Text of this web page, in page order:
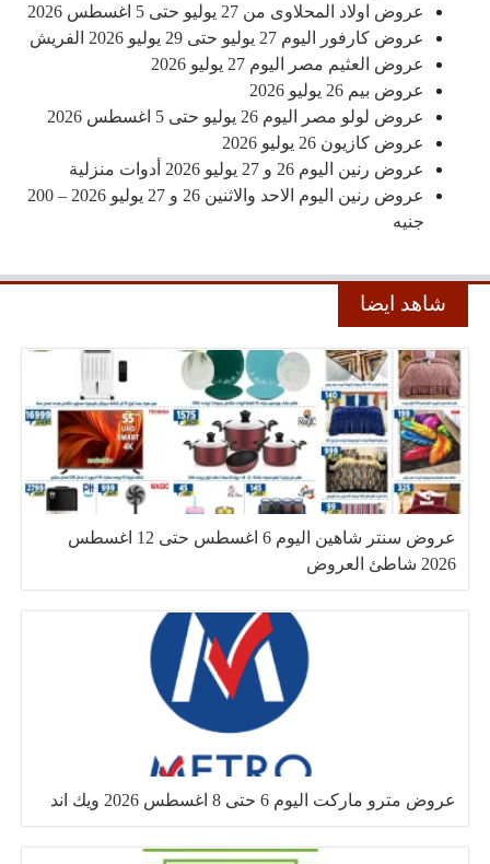
عروض اولاد المحلاوى من 27 يوليو حتى 5 اغسطس 2026
عروض كارفور اليوم 27 يوليو حتى 29 يوليو 2026 الفريش
عروض العثيم مصر اليوم 27 يوليو 2026
عروض بيم 26 يوليو 2026
عروض لولو مصر اليوم 26 يوليو حتى 5 اغسطس 2026
عروض كازيون 26 يوليو 2026
عروض رنين اليوم 26 و 27 يوليو 2026 أدوات منزلية
عروض رنين اليوم الاحد والاثنين 26 و 27 يوليو 2026 – 200
جنيه
شاهد ايضا
عروض سنتر شاهين اليوم 6 اغسطس حتى 12 اغسطس
2026 شاطئ العروض
عروض مترو ماركت اليوم 6 حتى 8 اغسطس 2026 ويك اند